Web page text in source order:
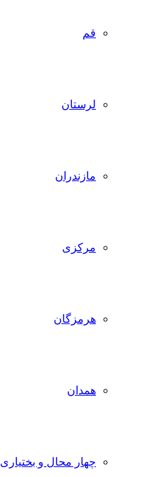
قم
لرستان
مازندران
مرکزی
هرمزگان
همدان
چهار محال و بختیاری